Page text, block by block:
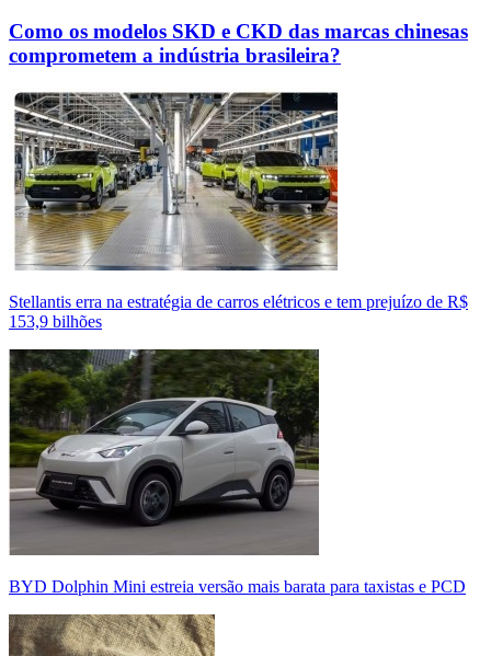
Como os modelos SKD e CKD das marcas chinesas
comprometem a indústria brasileira?
Stellantis erra na estratégia de carros elétricos e tem prejuízo de R$
153,9 bilhões
BYD Dolphin Mini estreia versão mais barata para taxistas e PCD